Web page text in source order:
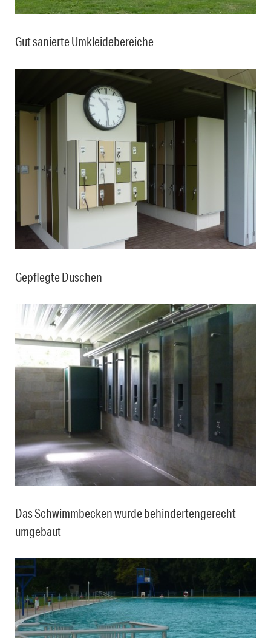
Gut sanierte Umkleidebereiche
Gepflegte Duschen
Das Schwimmbecken wurde behindertengerecht
umgebaut